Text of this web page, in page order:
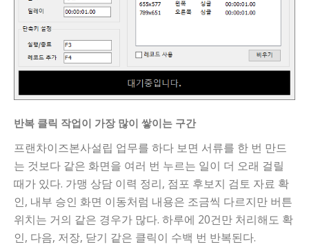
반복 클릭 작업이 가장 많이 쌓이는 구간
프랜차이즈본사설립 업무를 하다 보면 서류를 한 번 만드
는 것보다 같은 화면을 여러 번 누르는 일이 더 오래 걸릴
때가 있다. 가맹 상담 이력 정리, 점포 후보지 검토 자료 확
인, 내부 승인 화면 이동처럼 내용은 조금씩 다르지만 버튼
위치는 거의 같은 경우가 많다. 하루에 20건만 처리해도 확
인, 다음, 저장, 닫기 같은 클릭이 수백 번 반복된다.